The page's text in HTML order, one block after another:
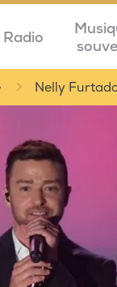
Radio
Nelly